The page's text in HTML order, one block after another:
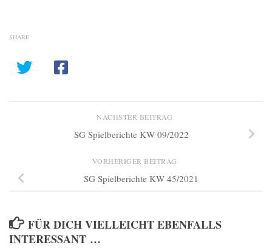
SHARE
NÄCHSTER BEITRAG
SG Spielberichte KW 09/2022
VORHERIGER BEITRAG
SG Spielberichte KW 45/2021
FÜR DICH VIELLEICHT EBENFALLS
INTERESSANT …